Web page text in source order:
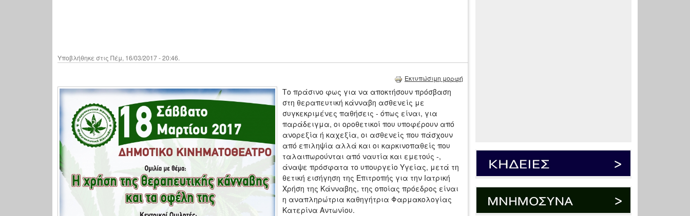
Υποβλήθηκε στις Πέμ, 16/03/2017 - 20:46.
Εκτυπώσιμη μορφή
Το πράσινο φως για να αποκτήσουν πρόσβαση
στη θεραπευτική κάνναβη ασθενείς με
συγκεκριμένες παθήσεις - όπως είναι, για
παράδειγμα, οι οροθετικοί που υποφέρουν από
ανορεξία ή καχεξία, οι ασθενείς που πάσχουν
από επιληψία αλλά και οι καρκινοπαθείς που
ταλαιπωρούνται από ναυτία και εμετούς -,
άναψε πρόσφατα το υπουργείο Υγείας, μετά τη
θετική εισήγηση της Επιτροπής για την Ιατρική
Χρήση της Κάνναβης, της οποίας πρόεδρος είναι
η αναπληρώτρια καθηγήτρια Φαρμακολογίας
Κατερίνα Αντωνίου.